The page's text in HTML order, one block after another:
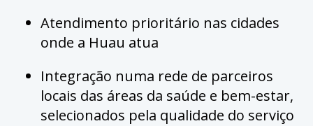
Atendimento prioritário nas cidades
onde a Huau atua
Integração numa rede de parceiros
locais das áreas da saúde e bem-estar,
selecionados pela qualidade do serviço